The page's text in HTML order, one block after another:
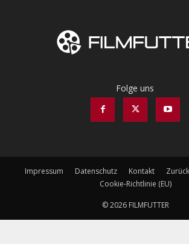
Folge uns
Impressum Datenschutz Kontakt
Cookie-Richtlinie (EU)
© 2026 FILMFUTTER